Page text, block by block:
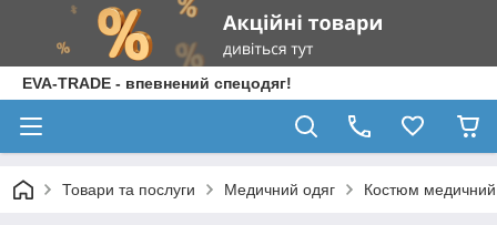
EVA-TRADE - впевнений спецодяг!
Товари та послуги Медичний одяг Костюм медичний